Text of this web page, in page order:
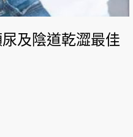
及陰道乾澀最佳